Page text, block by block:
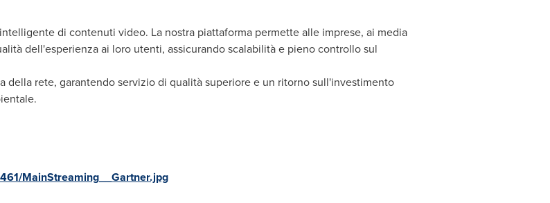
di contenuti video. La nostra piattaforma permette alle imprese, ai media
dell'esperienza ai loro utenti, assicurando scalabilità e pieno controllo sul
della rete, garantendo servizio di qualità superiore e un ritorno sull'investimento
MainStreaming__Gartner.jpg